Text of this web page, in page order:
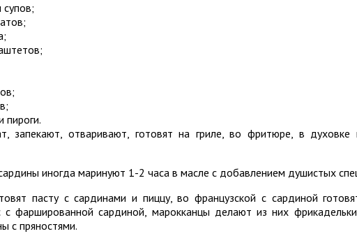
пироги.
запекают, отваривают, готовят на гриле, во фритюре, в духовке
иногда маринуют 1-2 часа в масле с добавлением душистых
пасту с сардинами и пиццу, во французской с сардиной
с фаршированной сардиной, марокканцы делают из них
с пряностями.